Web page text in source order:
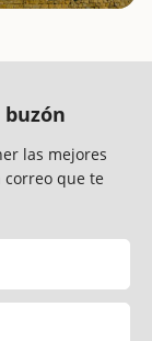
buzón
las mejores
correo que te